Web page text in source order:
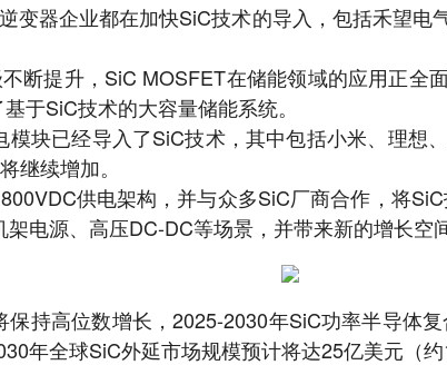
变器企业都在加快SiC技术的导入，包括禾望
断提升，SiC MOSFET在储能领域的应用正
于SiC技术的大容量储能系统。
块已经导入了SiC技术，其中包括小米、理想
继续增加。
供电架构，并与众多SiC厂商合作，将
电源、高压DC-DC等场景，并带来新的增长空间
持高位数增长，2025-2030年SiC功率半导体
年全球SiC外延市场规模预计将达25亿美元（